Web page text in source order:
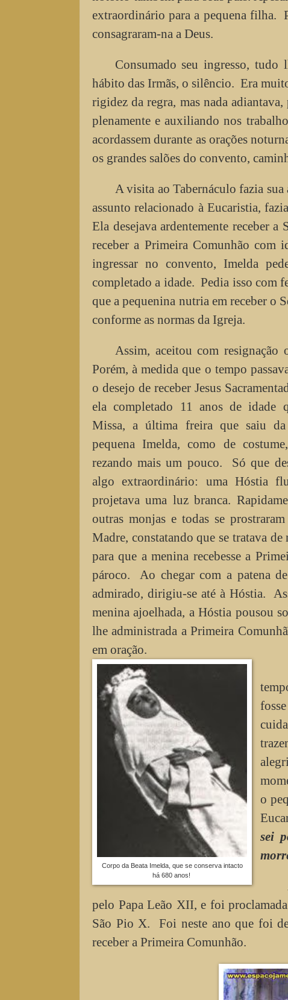
extraordinário para a pequena filha.
consagraram-na a Deus.
Consumado seu ingresso,
hábito das Irmãs, o silêncio. Era
rigidez da regra, mas nada
plenamente e auxiliando nos
acordassem durante as orações
os grandes salões do convento,
A visita ao Tabernáculo fazia
assunto relacionado à Eucaristia,
Ela desejava ardentemente receber
receber a Primeira Comunhão
ingressar no convento, Imelda
completado a idade. Pedia isso com
que a pequenina nutria em receber o
conforme as normas da Igreja.
Assim, aceitou com resignação
Porém, à medida que o tempo
o desejo de receber Jesus
ela completado 11 anos de idade
Missa, a última freira que saiu
pequena Imelda, como de
rezando mais um pouco. Só que
algo extraordinário: uma Hóstia
projetava uma luz branca.
outras monjas e todas se
Madre, constatando que se tratava de
para que a menina recebesse a
pároco. Ao chegar com a patena
admirado, dirigiu-se até à Hóstia.
menina ajoelhada, a Hóstia pousou
lhe administrada a Primeira
em oração.
Corpo da Beata Imelda, que se conserva intacto
há 680 anos!
o
sei
pelo Papa Leão XII, e foi
São Pio X. Foi neste ano que foi
receber a Primeira Comunhão.